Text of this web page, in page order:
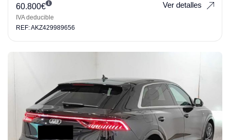
60.800€
IVA deducible
Ver detalles
REF: AKZ429989656